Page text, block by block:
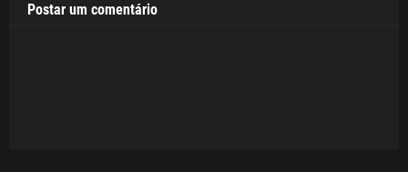
Postar um comentário